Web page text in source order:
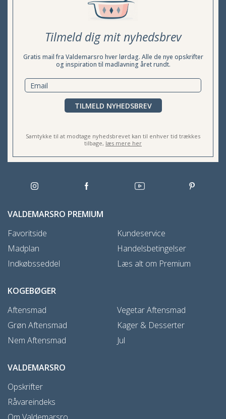
Tilmeld dig mit nyhedsbrev
Gratis mail fra Valdemarsro hver lørdag. Alle de nye opskrifter
og inspiration til madlavning året rundt.
TILMELD NYHEDSBREV
Samtykke til at modtage nyhedsbrevet kan til enhver tid trækkes
tilbage, læs mere her
VALDEMARSRO PREMIUM
Favoritside
Madplan
Indkøbsseddel
Kundeservice
Handelsbetingelser
Læs alt om Premium
KOGEBØGER
Aftensmad
Grøn Aftensmad
Nem Aftensmad
Vegetar Aftensmad
Kager & Desserter
Jul
VALDEMARSRO
Opskrifter
Råvareindeks